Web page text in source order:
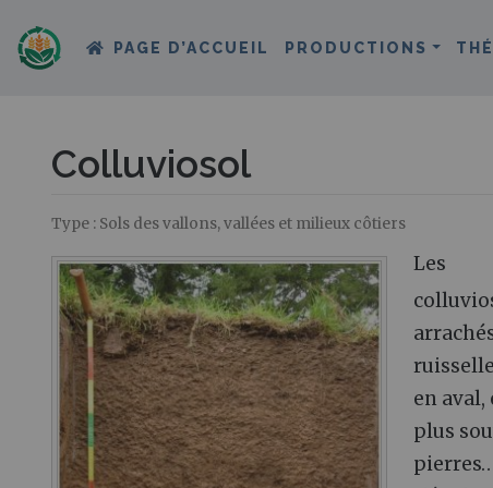
PAGE D’ACCUEIL PRODUCTIONS
Colluviosol
Aller à :navigation,rechercher
Type : Sols des vallons, vallées et milieux côtiers
Les
en aval,
plus